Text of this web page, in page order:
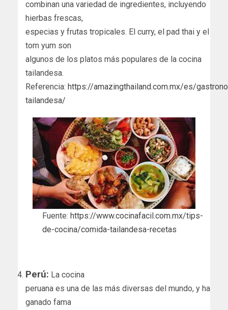
combinan una variedad de ingredientes, incluyendo
hierbas frescas,
especias y frutas tropicales. El curry, el pad thai y el
tom yum son
algunos de los platos más populares de la cocina
tailandesa.
Referencia: https://amazingthailand.com.mx/es/
tailandesa/
Fuente: https://www.cocinafacil.com.mx/tips-
de-cocina/comida-tailandesa-recetas
Perú: La cocina
peruana es una de las más diversas del mundo, y ha
ganado fama